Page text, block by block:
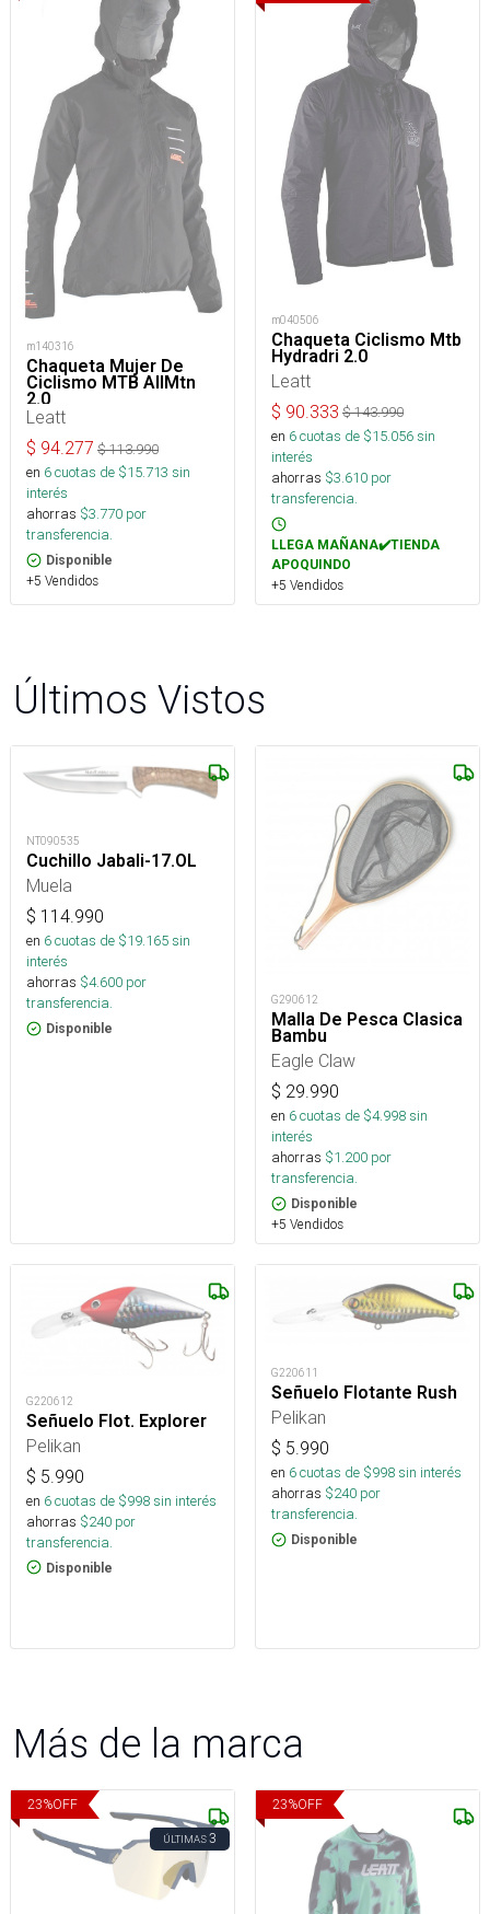
m140316
Chaqueta Mujer De
Ciclismo MTB AllMtn
2.0
Leatt
$ 94.277 $113.990
en 6cuotas de $15.713 sin
interés
ahorras $3.770 por
transferencia.
Disponible
+5 Vendidos
m040506
Chaqueta Ciclismo Mtb
Hydradri 2.0
Leatt
$ 90.333 $143.990
en 6cuotas de $15.056sin
interés
ahorras $3.610 por
transferencia.
LLEGA MAÑANA✔️TIENDA
APOQUINDO
+5 Vendidos
Últimos Vistos
NT090535
Cuchillo Jabali-17.OL
Muela
$ 114.990
en 6cuotas de $19.165sin
interés
ahorras $4.600 por
transferencia.
Disponible
G290612
Malla De Pesca Clasica
Bambu
Eagle Claw
$ 29.990
en 6cuotas de $4.998sin
interés
ahorras $1.200 por
transferencia.
Disponible
+5 Vendidos
G220612
Señuelo Flot. Explorer
Pelikan
$ 5.990
en 6cuotas de $998sin interés
ahorras $240 por
transferencia.
Disponible
G220611
Señuelo Flotante Rush
Pelikan
$ 5.990
en 6cuotas de $998sin interés
ahorras $240 por
transferencia.
Disponible
Más de la marca
23%OFF
ÚLTIMAS3
23%OFF